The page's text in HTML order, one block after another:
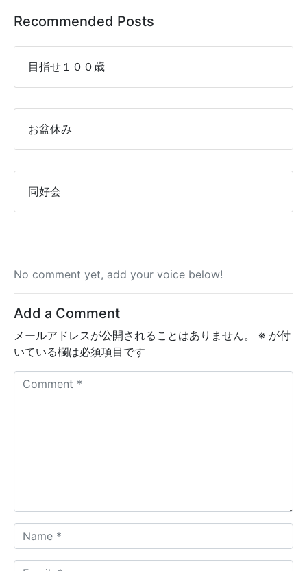
Recommended Posts
目指せ１００歳
お盆休み
同好会
No comment yet, add your voice below!
Add a Comment
メールアドレスが公開されることはありません。 ※ が付
いている欄は必須項目です
a
m